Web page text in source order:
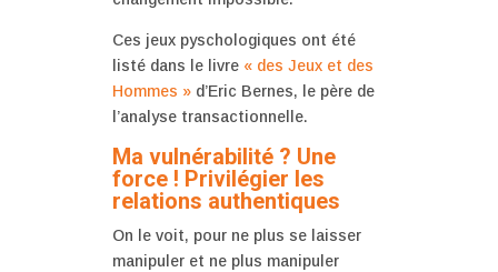
Ces jeux pyschologiques ont été
listé dans le livre « des Jeux et des
Hommes »d’Eric Bernes, le père de
l’analyse transactionnelle.
Ma vulnérabilité ? Une
force ! Privilégier les
relations authentiques
On le voit, pour ne plus se laisser
manipuler et ne plus manipuler